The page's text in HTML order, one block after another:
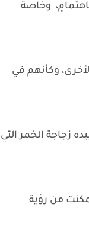
وخاصة
وكأنهم في
زجاجة الخمر التي
من رؤية